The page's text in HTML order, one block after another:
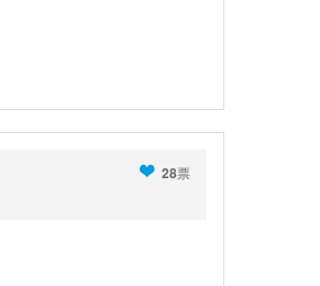
28票